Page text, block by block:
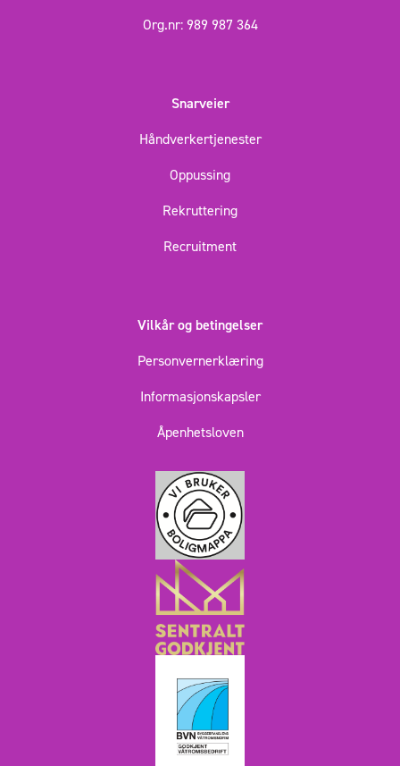
Org.nr: 989 987 364
Snarveier
Håndverkertjenester
Oppussing
Rekruttering
Recruitment
Vilkår og betingelser
Personvernerklæring
Informasjonskapsler
Åpenhetsloven